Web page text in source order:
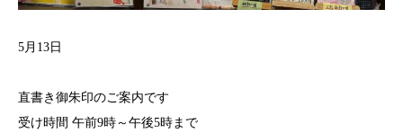
5月13日
直書き御朱印のご案内です
受け時間 午前9時～午後5時まで⁡